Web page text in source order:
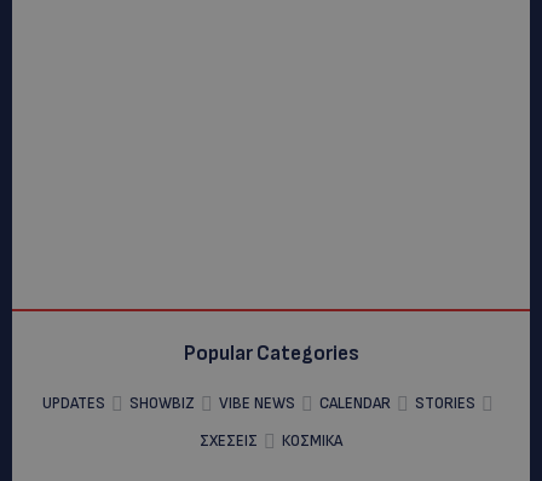
Popular Categories
UPDATES SHOWBIZ VIBE NEWS CALENDAR
STORIES
ΣΧΕΣΕΙΣ
ΚΟΣΜΙΚΑ